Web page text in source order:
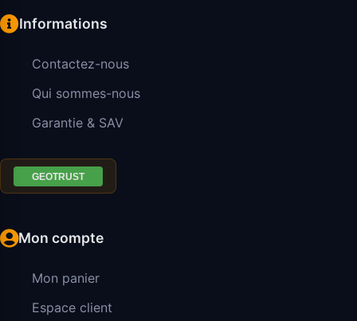
Informations
Contactez-nous
Qui sommes-nous
Garantie & SAV
Mon compte
Mon panier
Espace client